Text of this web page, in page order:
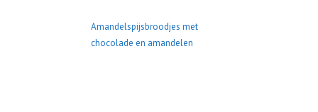
Amandelspijsbroodjes met
chocolade en amandelen